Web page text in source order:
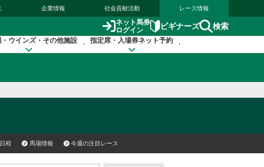
企業情報 社会貢献活動 レース情報
ネット馬券
ログイン
ビギナーズ 検索
ウインズ・その他施設 指定席・入場券ネット予約
程 馬場情報 今週の注目レース